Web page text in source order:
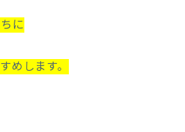
に
めします。